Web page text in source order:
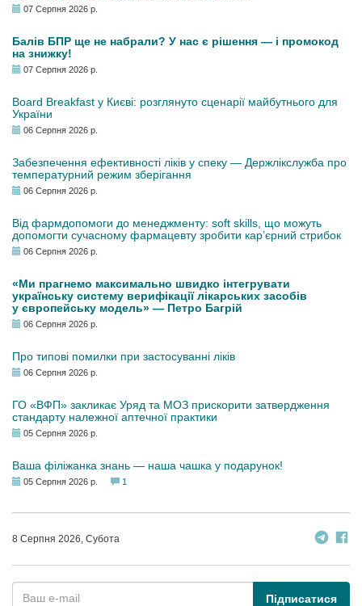
07 Серпня 2026 р.
Балів БПР ще не набрали? У нас є рішення — і промокод
на знижку!
07 Серпня 2026 р.
Board Breakfast у Києві: розглянуто сценарії майбутнього для
України
06 Серпня 2026 р.
Забезпечення ефективності ліків у спеку — Держлікслужба про
температурний режим зберігання
06 Серпня 2026 р.
Від фармдопомоги до менеджменту: soft skills, що можуть
допомогти сучасному фармацевту зробити кар’єрний стрибок
06 Серпня 2026 р.
«Ми прагнемо максимально швидко інтегрувати
українську систему верифікації лікарських засобів
у європейську модель» — Петро Багрій
06 Серпня 2026 р.
Про типові помилки при застосуванні ліків
06 Серпня 2026 р.
ГО «ВФП» закликає Уряд та МОЗ прискорити затвердження
стандарту належної аптечної практики
05 Серпня 2026 р.
Ваша філіжанка знань — наша чашка у подарунок!
05 Серпня 2026 р. 1
8 Серпня 2026, Субота
Підписатися